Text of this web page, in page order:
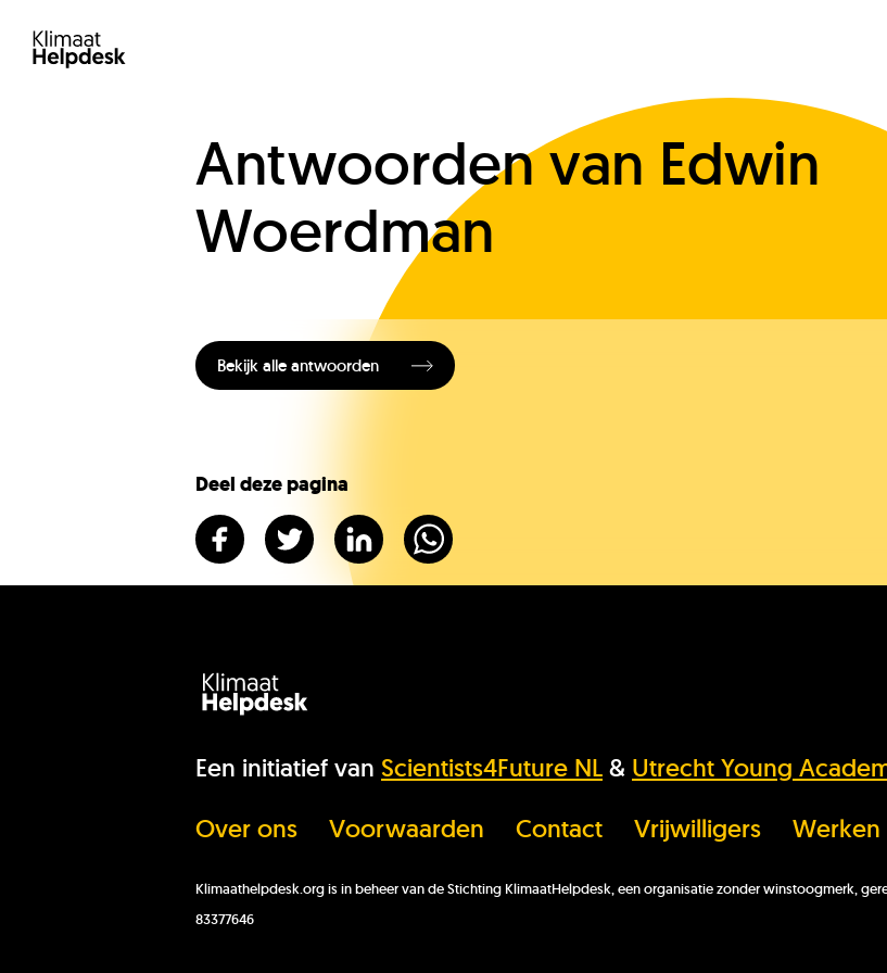
Antwoorden van Edwin
Woerdman
Bekijk alle antwoorden
Deel deze pagina
Een initiatief van Scientists4Future NL & Utrecht Young
Over ons
Voorwaarden Contact Vrijwilligers Werken
Klimaathelpdesk.org is in beheer van de Stichting KlimaatHelpdesk, een organisatie zonder winstoogmerk,
83377646